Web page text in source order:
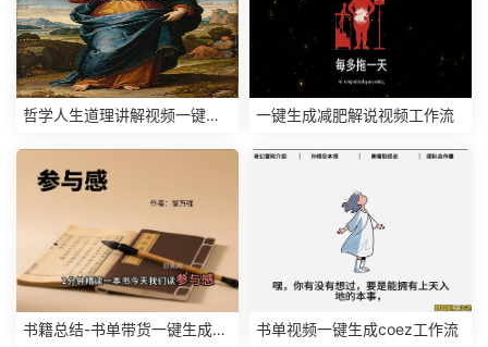
哲学人生道理讲解视频一键生
一键生成减肥解说视频工作流
书籍总结-书单带货一键生成工
书单视频一键生成coez工作流